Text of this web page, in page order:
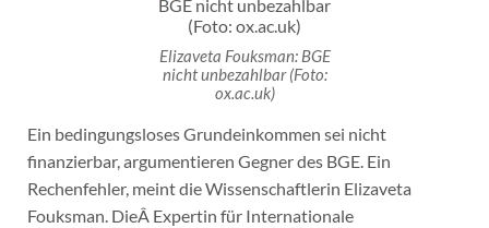
Elizaveta Fouksman: BGE
nicht unbezahlbar (Foto:
ox.ac.uk)
Ein bedingungsloses Grundeinkommen sei nicht
finanzierbar, argumentieren Gegner des BGE. Ein
Rechenfehler, meint die Wissenschaftlerin Elizaveta
Fouksman. DieÂ Expertin für Internationale